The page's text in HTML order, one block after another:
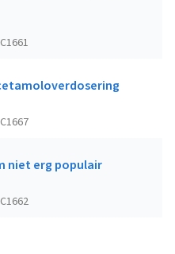
niet erg populair